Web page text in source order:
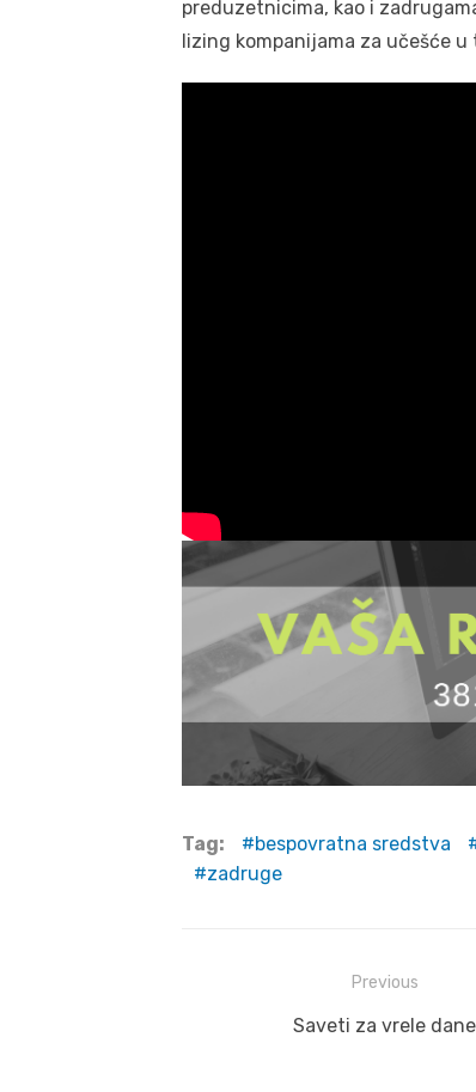
preduzetnicima, kao i
lizing kompanijama za učešće
Tag: bespovratna sredstva
zadruge
navigation
Previous
Previous
Saveti za vrele dane